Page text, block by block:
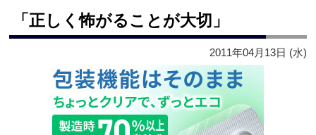
「正しく怖がることが大切」
2011年04月13日 (水)